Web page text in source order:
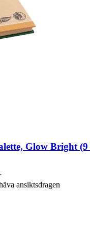
Glow Bright (9
ansiktsdragen